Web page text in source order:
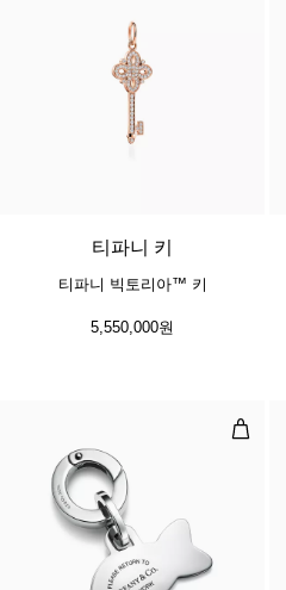
티파니 키
티파니 빅토리아™ 키
5,550,000원
피쉬